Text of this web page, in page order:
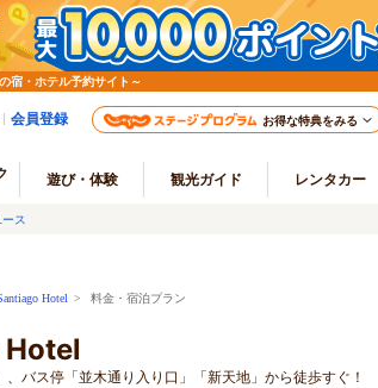
宿・ホテル予約サイト～
会員登録 お得な特典をみる
遊び・体験 観光ガイド レンタカー
ス
Hotel > 料金・宿泊プラン
Hotel
バス停「並木通り入り口」「新天地」から徒歩すぐ！